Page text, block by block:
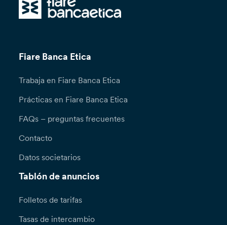
Fiare Banca Etica
Trabaja en Fiare Banca Etica
Prácticas en Fiare Banca Etica
FAQs – preguntas frecuentes
Contacto
Datos societarios
Tablón de anuncios
Folletos de tarifas
Tasas de intercambio